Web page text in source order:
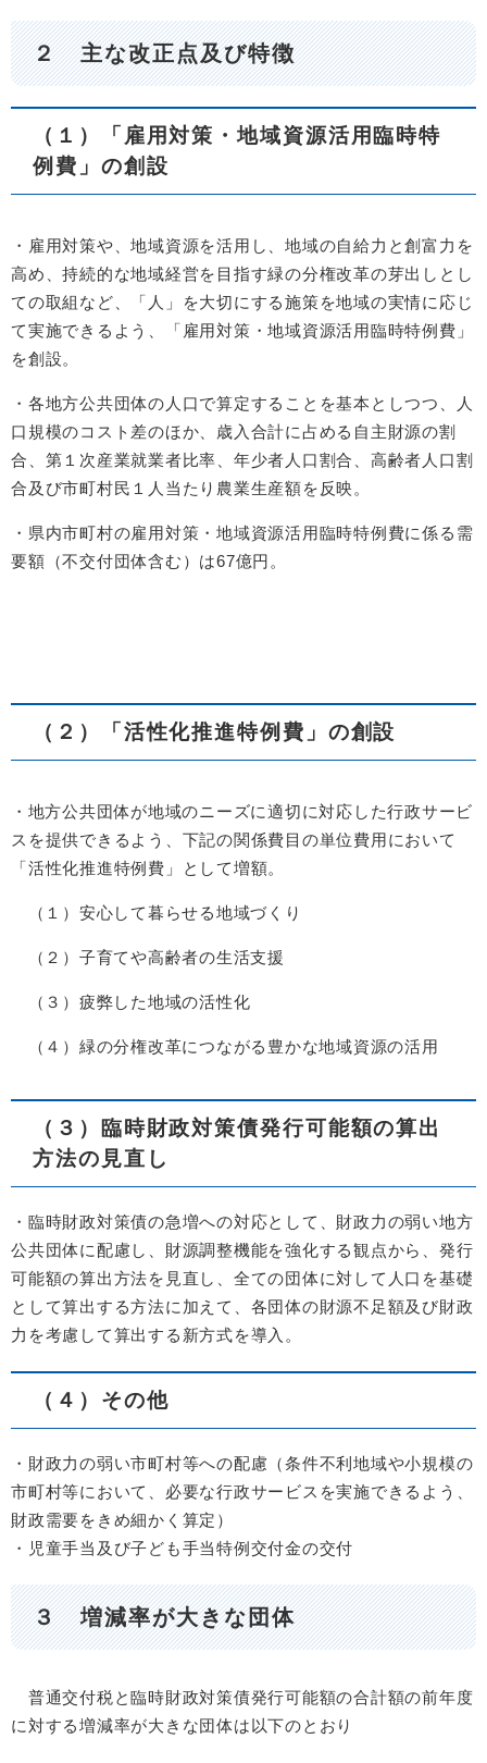
２ 主な改正点及び特徴
（１）「雇用対策・地域資源活用臨時特
例費」の創設
・雇用対策や、地域資源を活用し、地域の自給力と創富力を
高め、持続的な地域経営を目指す緑の分権改革の芽出しとし
ての取組など、「人」を大切にする施策を地域の実情に応じ
て実施できるよう、「雇用対策・地域資源活用臨時特例費」
を創設。
・各地方公共団体の人口で算定することを基本としつつ、人
口規模のコスト差のほか、歳入合計に占める自主財源の割
合、第１次産業就業者比率、年少者人口割合、高齢者人口割
合及び市町村民１人当たり農業生産額を反映。
・県内市町村の雇用対策・地域資源活用臨時特例費に係る需
要額（不交付団体含む）は67億円。
（２）「活性化推進特例費」の創設
・地方公共団体が地域のニーズに適切に対応した行政サービ
スを提供できるよう、下記の関係費目の単位費用において
「活性化推進特例費」として増額。
１） 安心して暮らせる地域づくり
２）子育てや高齢者の生活支援
３）疲弊した地域の活性化
４）緑の分権改革につながる豊かな地域資源の活用
（３）臨時財政対策債発行可能額の算出
方法の見直し
・臨時財政対策債の急増への対応として、財政力の弱い地方
公共団体に配慮し、財源調整機能を強化する観点から、発行
可能額の算出方法を見直し、全ての団体に対して人口を基礎
として算出する方法に加えて、各団体の財源不足額及び財政
力を考慮して算出する新方式を導入。
（４）その他
・財政力の弱い市町村等への配慮（条件不利地域や小規模の
市町村等において、必要な行政サービスを実施できるよう、
財政需要をきめ細かく算定）
・児童手当及び子ども手当特例交付金の交付
３ 増減率が大きな団体
普通交付税と臨時財政対策債発行可能額の合計額の前年度
に対する増減率が大きな団体は以下のとおり